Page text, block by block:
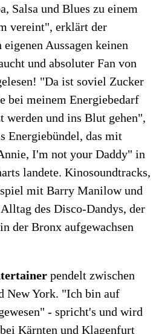
Salsa und Blues zu einem
vereint", erklärt der
Aussagen keinen
und absoluter Fan von
"Da ist soviel Zucker
bei meinem Energiebedarf
werden und ins Blut gehen",
Energiebündel, das mit
I'm not your Daddy" in
landete. Kinosoundtracks,
mit Barry Manilow und
des Disco-Dandys, der
der Bronx aufgewachsen
pendelt zwischen
New York. "Ich bin auf
- spricht's und wird
Kärnten und Klagenfurt